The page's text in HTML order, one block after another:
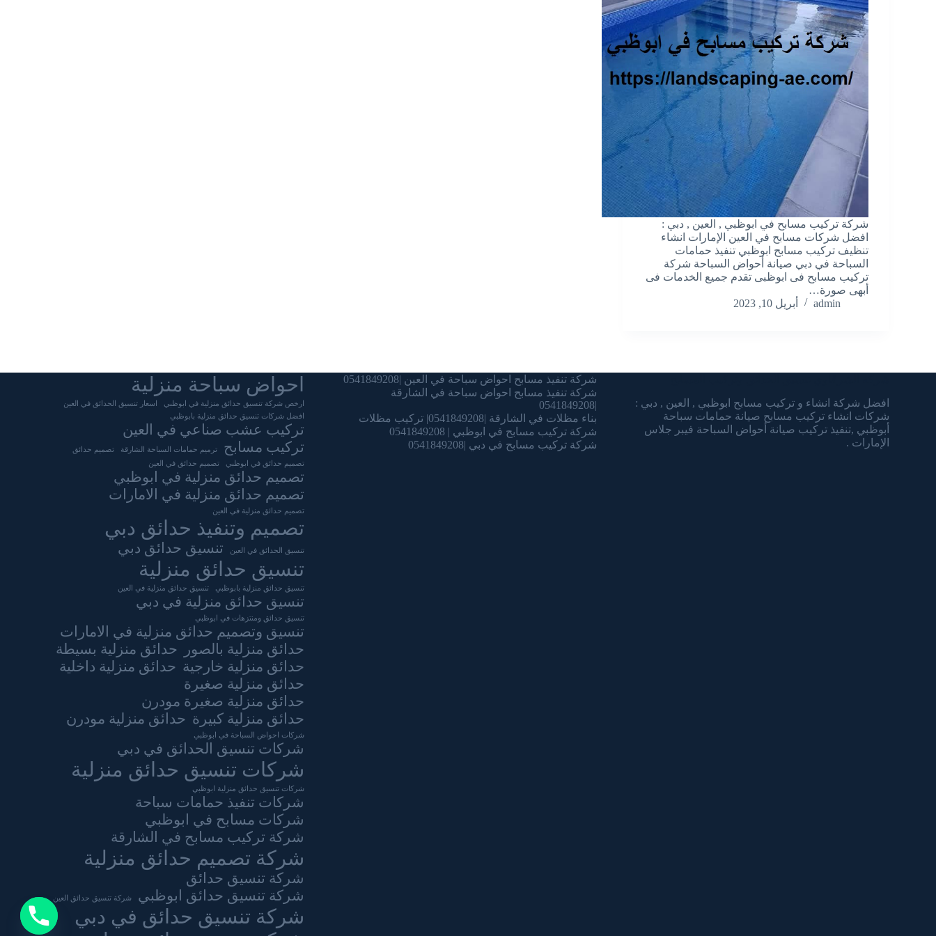
شركة تركيب مسابح في ابوظبي , العين , دبي :
افضل شركات مسابح في العين الإمارات انشاء
تنظيف تركيب مسابح ابوظبي تنفيذ حمامات
السباحة في دبي صيانة أحواض السباحة شركة
تركيب مسابح فى ابوظبى تقدم جميع الخدمات فى
أبهى صورة…
admin
أبريل 10, 2023
افضل شركة انشاء و تركيب مسابح ابوظبي , العين , دبي :
شركات انشاء تركيب مسابح صيانة حمامات سباحة
أبوظبي ,تنفيذ تركيب صيانة أحواض السباحة فيبر جلاس
الإمارات .
شركة تنفيذ مسابح احواض سباحة في العين |0541849208
شركة تنفيذ مسابح احواض سباحة في الشارقة
|0541849208
بناء مظلات في الشارقة |0541849208| تركيب مظلات
شركة تركيب مسابح في ابوظبي | 0541849208
شركة تركيب مسابح في دبي |0541849208
احواض سباحة منزلية
ارخص شركة تنسيق حدائق منزلية في ابوظبي
اسعار تنسيق الحدائق في العين
افضل شركات تنسيق حدائق منزلية بابوظبي
تركيب عشب صناعي في العين
تركيب مسابح
ترميم حمامات السباحة الشارقة
تصميم حدائق
تصميم حدائق في ابوظبي
تصميم حدائق في العين
تصميم حدائق منزلية في ابوظبي
تصميم حدائق منزلية في الامارات
تصميم حدائق منزلية في العين
تصميم وتنفيذ حدائق دبي
تنسيق الحدائق في العين تنسيق حدائق دبي
تنسيق حدائق منزلية
تنسيق حدائق منزلية بابوظبي تنسيق حدائق منزلية في العين
تنسيق حدائق منزلية في دبي
تنسيق حدائق ومنتزهات في ابوظبي
تنسيق وتصميم حدائق منزلية في الامارات
حدائق منزلية بالصور
حدائق منزلية بسيطة
حدائق منزلية خارجية حدائق منزلية داخلية
حدائق منزلية صغيرة
حدائق منزلية صغيرة مودرن
حدائق منزلية كبيرة حدائق منزلية مودرن
شركات احواض السباحة في ابوظبي
شركات تنسيق الحدائق في دبي
شركات تنسيق حدائق منزلية
شركات تنسيق حدائق منزلية ابوظبي
شركات تنفيذ حمامات سباحة
شركات مسابح في ابوظبي
شركة تركيب مسابح في الشارقة
شركة تصميم حدائق منزلية
شركة تنسيق حدائق
شركة تنسيق حدائق ابوظبي
شركة تنسيق حدائق العين
شركة تنسيق حدائق في دبي